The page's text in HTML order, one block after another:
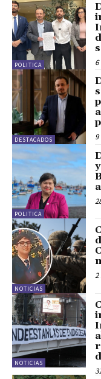
POLITICA 6
DESTACADOS 9
POLITICA
NOTICIAS
2
NOTICIAS